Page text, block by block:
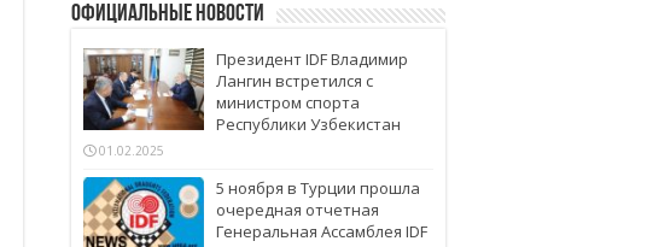
Официальные новости
Президент IDF Владимир
Лангин встретился с
министром спорта
Республики Узбекистан
01.02.2025
5 ноября в Турции прошла
очередная отчетная
Генеральная Ассамблея IDF